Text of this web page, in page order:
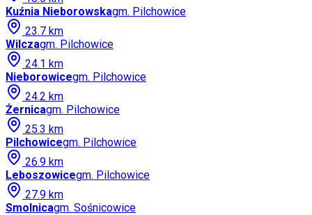
Kuźnia Nieborowskagm. Pilchowice
23.7 km
Wilczagm. Pilchowice
24.1 km
Nieborowicegm. Pilchowice
24.2 km
Żernicagm. Pilchowice
25.3 km
Pilchowicegm. Pilchowice
26.9 km
Leboszowicegm. Pilchowice
27.9 km
Smolnicagm. Sośnicowice